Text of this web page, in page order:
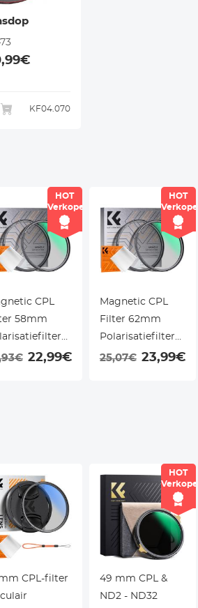
KF04.070
HOT
Verkoper
CPL
58mm
Optisch
22,99€
HOT
Verkoper
Magnetic CPL
Filter 62mm
Polarisatiefilter
Ultradun Optisch
25,07€ 23,99€
CPL-filter
HOT
Verkoper
49 mm CPL &
ND2 - ND32